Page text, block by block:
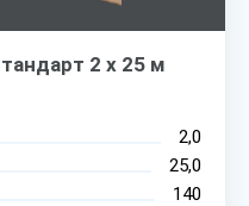
2 х 25 м
2,0
25,0
140